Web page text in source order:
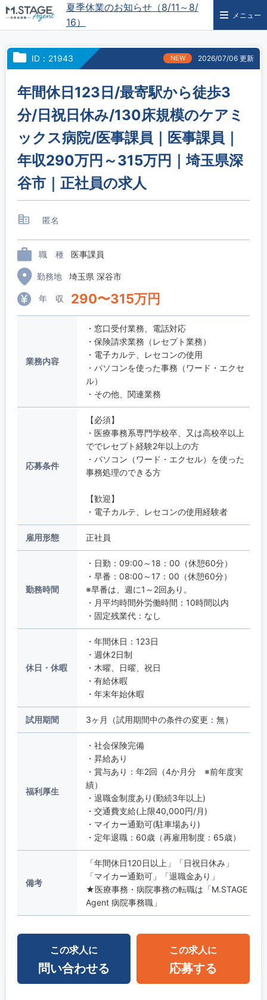
夏季休業のお知らせ（8/11～8/
16）
メニュー
ID：21943 NEW 2026/07/06 更新
年間休日123日/最寄駅から徒歩3
分/日祝日休み/130床規模のケアミ
ックス病院/医事課員｜医事課員｜
年収290万円～315万円｜埼玉県深
谷市｜正社員の求人
匿名
職 種 医事課員
勤務地 埼玉県 深谷市
年 収 290〜315万円
業務内容
・窓口受付業務、電話対応
・保険請求業務（レセプト業務）
・電子カルテ、レセコンの使用
・パソコンを使った事務（ワード・エクセ
ル）
・その他、関連業務
応募条件
【必須】
・医療事務系専門学校卒、又は高校卒以上
ででレセプト経験2年以上の方
・パソコン（ワード・エクセル）を使った
事務処理のできる方
【歓迎】
・電子カルテ、レセコンの使用経験者
雇用形態 正社員
勤務時間
・日勤：09:00～18：00（休憩60分）
・早番：08:00～17：00（休憩60分）
※早番は、週に1～2回あり。
・月平均時間外労働時間：10時間以内
・固定残業代：なし
休日・休暇
・年間休日：123日
・週休2日制
・木曜、日曜、祝日
・有給休暇
・年末年始休暇
試用期間 3ヶ月（試用期間中の条件の変更：無）
福利厚生
・社会保険完備
・昇給あり
・賞与あり：年2回（4か月分 ※前年度実
績）
・退職金制度あり(勤続3年以上)
・交通費支給(上限40,000円/月)
・マイカー通勤可(駐車場あり)
・定年退職：60歳（再雇用制度：65歳）
備考
「年間休日120日以上」「日祝日休み」
「マイカー通勤可」「退職金あり」
★医療事務・病院事務の転職は「M.STAGE
Agent 病院事務職」
この求人に
問い合わせる
この求人に
応募する